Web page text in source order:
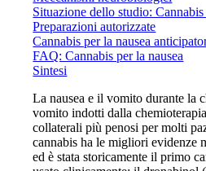
Situazione dello studio:
Preparazioni autorizzate
Cannabis per la nausea
FAQ: Cannabis per la nausea
Sintesi
La nausea e il vomito durante la
vomito indotti dalla
collaterali più penosi per molti
cannabis ha le migliori evidenze
ed è stata storicamente il primo